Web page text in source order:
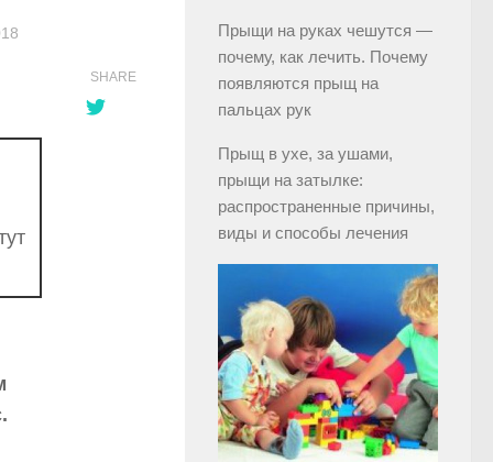
SHARE
Прыщи на руках чешутся —
почему, как лечить. Почему
появляются прыщ на
пальцах рук
Прыщ в ухе, за ушами,
прыщи на затылке:
распространенные причины,
виды и способы лечения